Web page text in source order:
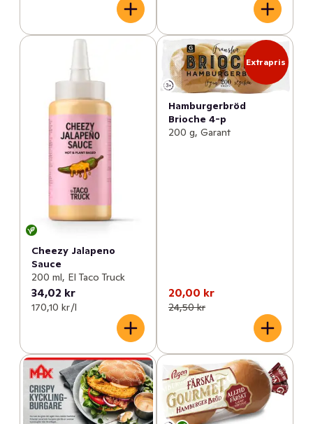
Cheezy Jalapeno
Sauce
200 ml, El Taco Truck
34,02 kr
170,10 kr /l
Extrapris
Hamburgerbröd
Brioche 4-p
200 g, Garant
20,00 kr
24,50 kr